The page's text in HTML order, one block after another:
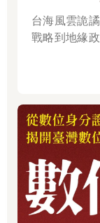
台海風雲詭
戰略到地緣